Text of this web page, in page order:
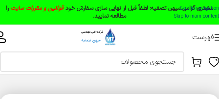
Skip to navigation
Skip to main content
مشتری گرامی میهن تصفیه: لطفاً قبل از نهایی سازی سفارش خودقوانین و مقررات سایت را
مطالعه نمایید.
فهرست